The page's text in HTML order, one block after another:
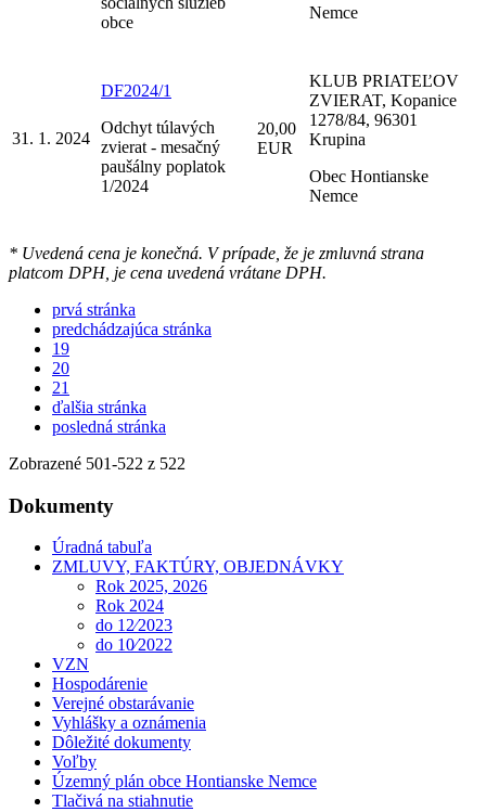
obce
Nemce
31. 1. 2024
DF2024/1
Odchyt túlavých
zvierat - mesačný
paušálny poplatok
1/2024
20,00
EUR
KLUB PRIATEĽOV
ZVIERAT, Kopanice
1278/84, 96301
Krupina
Obec Hontianske
Nemce
* Uvedená cena je konečná. V prípade, že je zmluvná strana
platcom DPH, je cena uvedená vrátane DPH.
prvá stránka
predchádzajúca stránka
19
20
21
ďalšia stránka
posledná stránka
Zobrazené 501-522 z 522
Dokumenty
Úradná tabuľa
ZMLUVY, FAKTÚRY, OBJEDNÁVKY
Rok 2025, 2026
Rok 2024
do 12⁄2023
do 10⁄2022
VZN
Hospodárenie
Verejné obstarávanie
Vyhlášky a oznámenia
Dôležité dokumenty
Voľby
Územný plán obce Hontianske Nemce
Tlačivá na stiahnutie